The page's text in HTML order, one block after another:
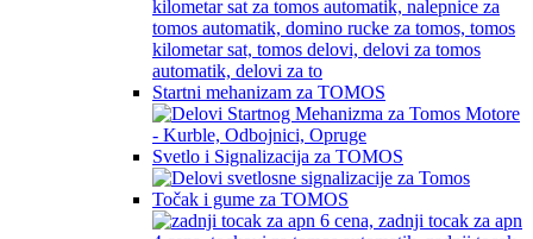
Startni mehanizam za TOMOS
Svetlo i Signalizacija za TOMOS
Točak i gume za TOMOS